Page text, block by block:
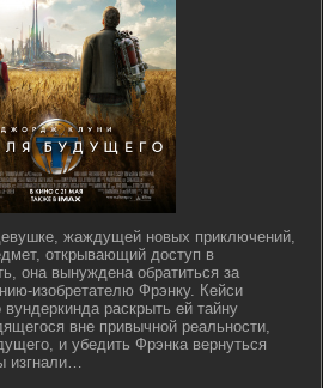
жаждущей новых приключений,
открывающий доступ в
она вынуждена обратиться за
изобретателю Фрэнку. Кейси
раскрыть ей тайну
вне привычной реальности,
и убедить Фрэнка вернуться
изгнали…